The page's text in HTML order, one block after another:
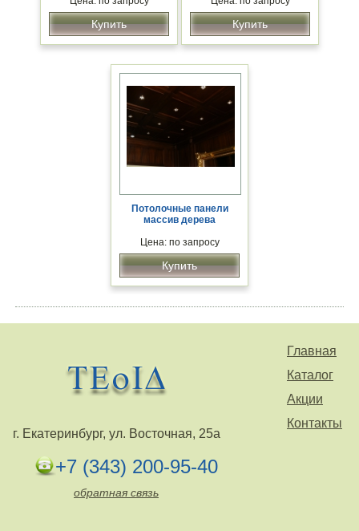
Купить Купить
Потолочные панели
массив дерева
Цена: по запросу
Купить
Главная
Каталог
Акции
Контакты
г. Екатеринбург, ул. Восточная, 25а
+7 (343) 200-95-40
обратная связь